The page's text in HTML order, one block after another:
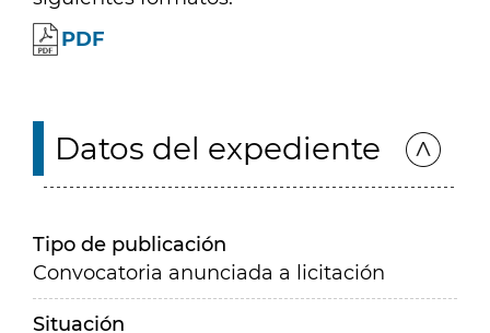
PDF
Datos del expediente
Tipo de publicación
Convocatoria anunciada a licitación
Situación